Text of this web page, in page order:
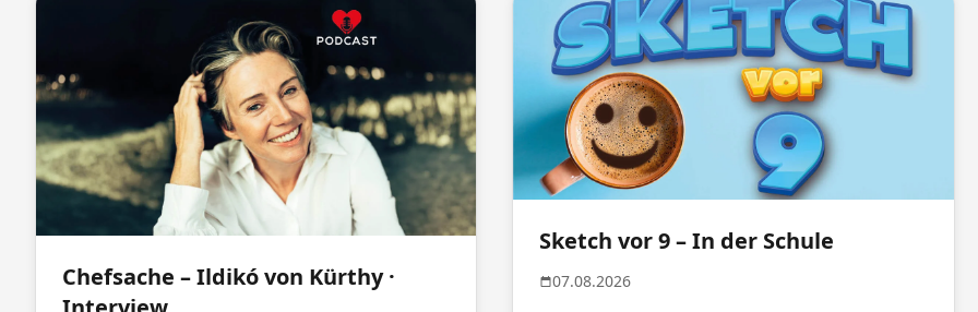
Chefsache – Ildikó von Kürthy ·
Sketch vor 9 – In der Schule
07.08.2026